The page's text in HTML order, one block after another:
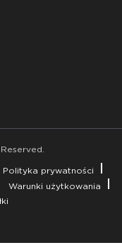
Polityka prywatności
Warunki użytkowania